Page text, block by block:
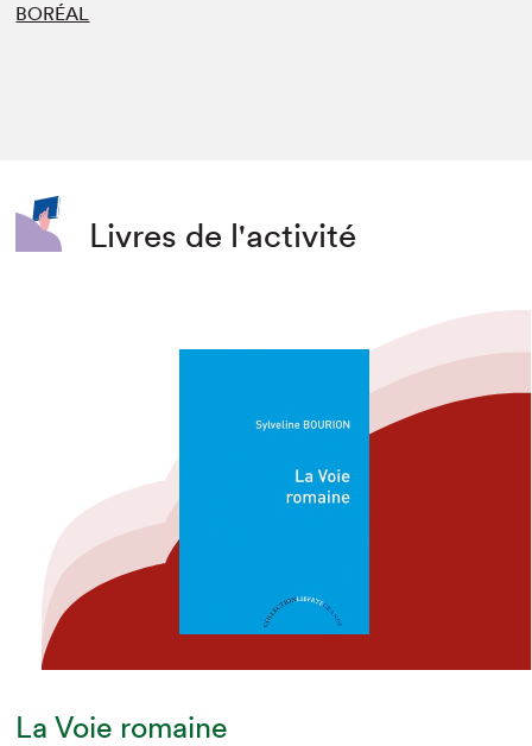
BORÉAL
Livres de l'activité
La Voie romaine